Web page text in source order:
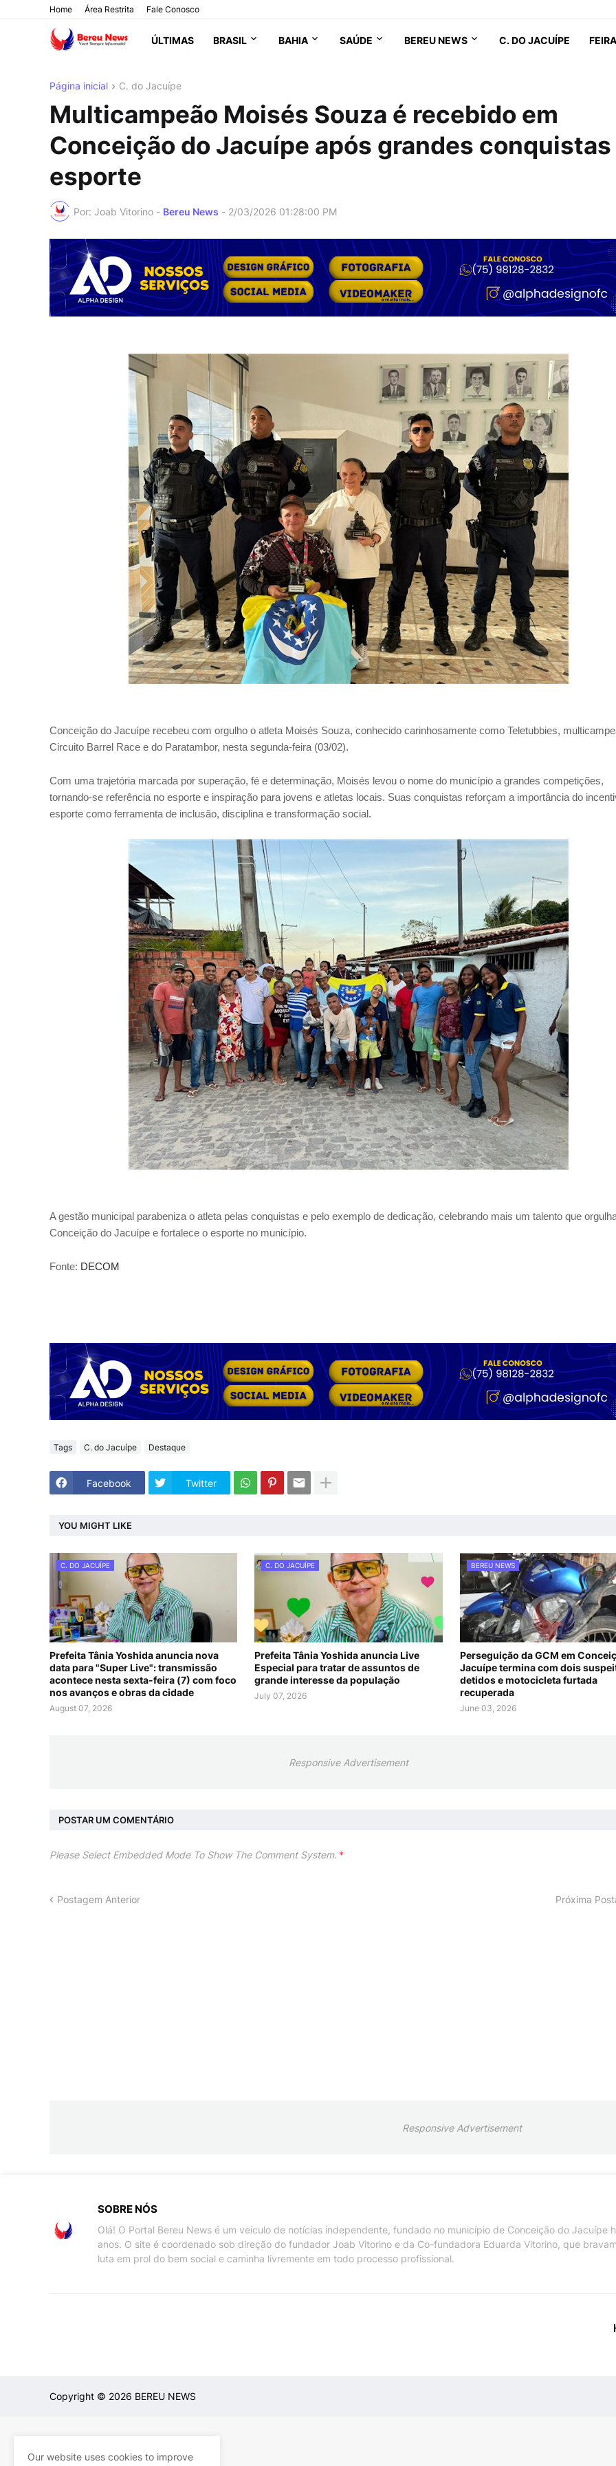
Home Área Restrita Fale Conosco
ÚLTIMAS BRASIL BAHIA SAÚDE BEREU NEWS C. DO JACUÍPE
Página inicial C. do Jacuípe
Multicampeão Moisés Souza é recebido em
Conceição do Jacuípe após grandes conquistas
esporte
Por: Joab Vitorino - Bereu News - 2/03/2026 01:28:00 PM
Conceição do Jacuípe recebeu com orgulho o atleta Moisés Souza, conhecido carinhosamente como Teletubbies,
Circuito Barrel Race e do Paratambor, nesta segunda-feira (03/02).
Com uma trajetória marcada por superação, fé e determinação, Moisés levou o nome do município a grandes competições,
tornando-se referência no esporte e inspiração para jovens e atletas locais. Suas conquistas reforçam a importância do
esporte como ferramenta de inclusão, disciplina e transformação social.
A gestão municipal parabeniza o atleta pelas conquistas e pelo exemplo de dedicação, celebrando mais um talento que
Conceição do Jacuípe e fortalece o esporte no município.
Fonte: DECOM
Tags C. do Jacuípe Destaque
Facebook Twitter
YOU MIGHT LIKE
C. DO JACUÍPE
Prefeita Tânia Yoshida anuncia nova
data para "Super Live": transmissão
acontece nesta sexta-feira (7) com foco
nos avanços e obras da cidade
August 07, 2026
C. DO JACUÍPE
Prefeita Tânia Yoshida anuncia Live
Especial para tratar de assuntos de
grande interesse da população
July 07, 2026
BEREU NEWS
Perseguição da GCM em
Jacuípe termina com dois
detidos e motocicleta furtada
recuperada
June 03, 2026
Responsive Advertisement
POSTAR UM COMENTÁRIO
Please Select Embedded Mode To Show The Comment System. *
Postagem Anterior Próxima
Responsive Advertisement
SOBRE NÓS
Olá! O Portal Bereu News é um veículo de notícias independente, fundado no município de Conceição do Jacuípe
anos. O site é coordenado sob direção do fundador Joab Vitorino e da Co-fundadora Eduarda Vitorino, que
luta em prol do bem social e caminha livremente em todo processo profissional.
Copyright © 2026 BEREU NEWS
Our website uses cookies to improve